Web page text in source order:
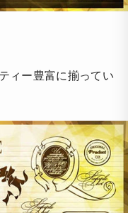
ィー豊富に揃ってい